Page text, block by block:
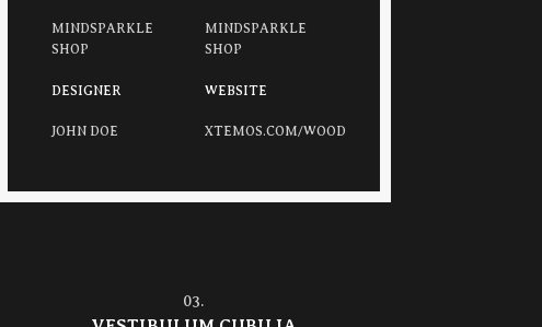
MINDSPARKLE
SHOP
MINDSPARKLE
SHOP
DESIGNER
JOHN DOE
WEBSITE
XTEMOS.COM/WOOD
03.